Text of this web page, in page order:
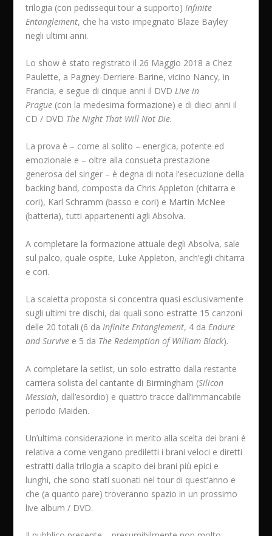
trilogia (con pedissequi tour a supporto) Infinite
Entanglement, che ha visto impegnato Blaze Bayley
negli ultimi anni.
Lo show è stato registrato il 26 Maggio 2018 a Chez
Paulette, a Pagney-Derriere-Barine, vicino Nancy, in
Francia, e segue di cinque anni il DVDLive in
Prague (con la medesima formazione) e di dieci anni il
CD / DVD The Night That Will Not Die.
La prova è – come al solito – energica, potente ed
emozionale e – oltre alla consueta prestazione
generosa del singer – è degna di nota l’esecuzione della
backing band, composta da Chris Appleton (chitarra e
cori), Karl Schramm (basso e cori) e Martin McNee
(batteria), tutti appartenenti agli Absolva.
A completare la formazione attuale degli Absolva, sale
sul palco, quale ospite, Luke Appleton, anch’egli chitarra
e cori.
La scaletta proposta si concentra quasi esclusivamente
sugli ultimi tre dischi, dai quali sono estratte 15 canzoni
delle 20 totali (6 daInfinite Entanglement, 4 daEndure
and Survive e 5 da The Redemption of William Black).
A completare la setlist, un solo estratto dalla restante
carriera solista del cantante di Birmingham (Silicon
Messiah, dall’esordio) e quattro tracce dall’immancabile
periodo Maiden.
Un’ultima considerazione in merito alla scelta dei brani è
relativa a come vengano prediletti i brani veloci e diretti
estratti dalla trilogia a scapito dei brani più epici e
lunghi, che sono stati suonati nel tour di quest’anno e
che (a quanto pare) troveranno spazio in un prossimo
live album / DVD.